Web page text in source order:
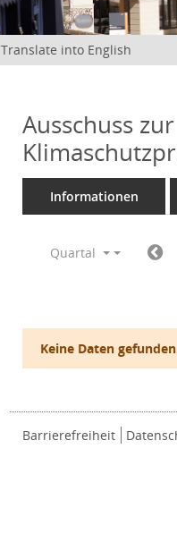
Translate into English
Ausschuss
Informationen
Quartal
Keine Daten
Barrierefreiheit